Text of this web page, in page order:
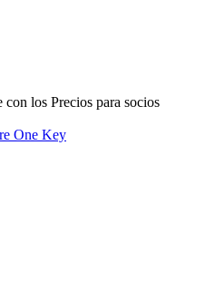
con los Precios para socios
One Key